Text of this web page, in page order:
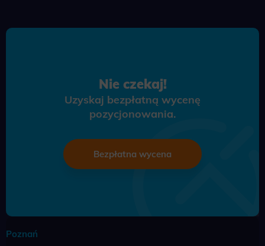
Nie czekaj!
Uzyskaj bezpłatną wycenę
pozycjonowania.
Bezpłatna wycena
Poznań